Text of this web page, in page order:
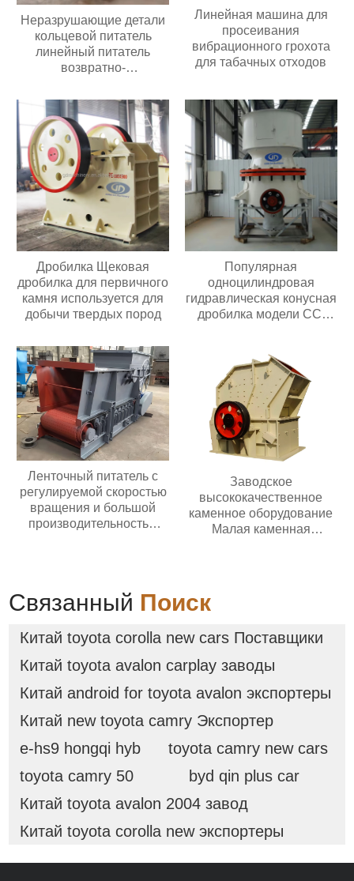
Неразрушающие детали
кольцевой питатель
линейный питатель
возвратно-
Линейная машина для
просеивания
вибрационного грохота
для табачных отходов
Дробилка Щековая
дробилка для первичного
камня используется для
добычи твердых пород
Популярная
одноцилиндровая
гидравлическая конусная
дробилка модели CC,
дробилок для
переработки руды
Ленточный питатель с
регулируемой скоростью
вращения и большой
производительностью
Заводское
высококачественное
каменное оборудование
Малая каменная
Связанный Поиск
Китай toyota corolla new cars Поставщики
Китай toyota avalon carplay заводы
Китай android for toyota avalon экспортеры
Китай new toyota camry Экспортер
e-hs9 hongqi hyb
toyota camry new cars
toyota camry 50
byd qin plus car
Китай toyota avalon 2004 завод
Китай toyota corolla new экспортеры